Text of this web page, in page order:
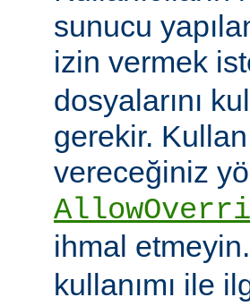
sunucu
izin vermek
dosyalarını
gerekir.
vereceğiniz
ihmal etmeyin.
kullanımı ile